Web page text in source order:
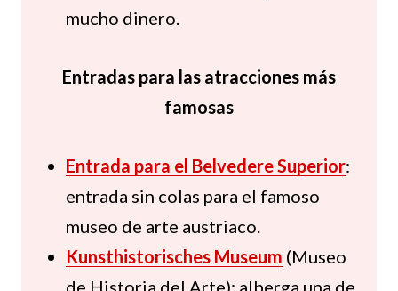
mucho dinero.
Entradas para las atracciones más
famosas
Entrada para el Belvedere Superior:
entrada sin colas para el famoso
museo de arte austriaco.
Kunsthistorisches Museum (Museo
de Historia del Arte): alberga una de